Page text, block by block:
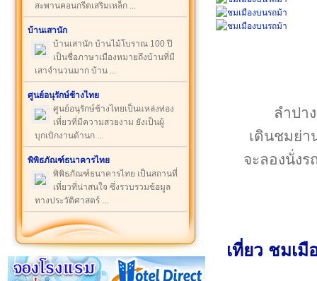
สะพานคอนกรีตเสริมเหล็ก ...
บ้านเสานัก
บ้านเสานัก บ้านไม้โบราณ 100 ปี
เป็นชื่อภาษาเมืองหมายถึงบ้านที่มี
เสาจำนวนมาก บ้าน ...
ศูนย์อนุรักษ์ช้างไทย
ศูนย์อนุรักษ์ช้างไทยเป็นแหล่งท่อง
เที่ยวที่มีความสวยงาม ยังเป็นผู้
บุกเบิกงานด้านก ...
พิพิธภัณฑ์ธนาคารไทย
พิพิธภัณฑ์ธนาคารไทย เป็นสถานที่
เที่ยวที่น่าสนใจ ซึ่งรวบรวมข้อมูล
ทางประวัติศาสตร์ ...
ลำปา
เดินชมย่า
จะลองนั่ง
เที่ยว ชมเ